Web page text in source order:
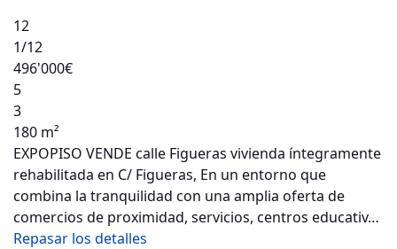
12
1/12
496'000€
5
3
180 m²
EXPOPISO VENDE calle Figueras vivienda íntegramente
rehabilitada en C/ Figueras, En un entorno que
combina la tranquilidad con una amplia oferta de
comercios de proximidad, servicios, centros educativ…
Repasar los detalles